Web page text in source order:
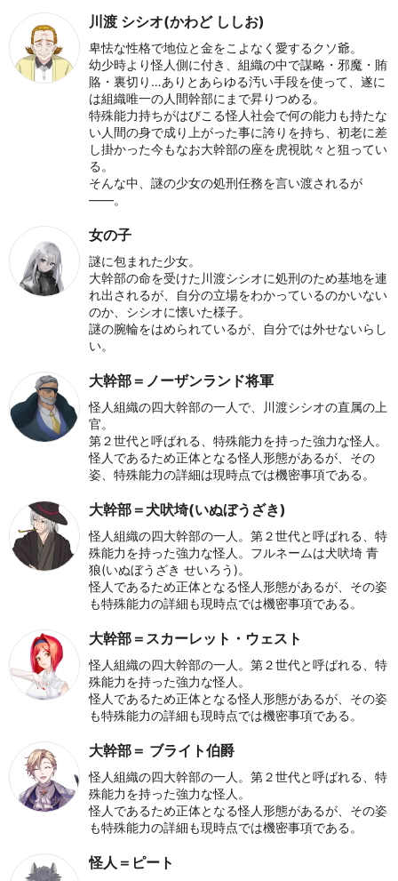
川渡 シシオ(かわど ししお)
卑怯な性格で地位と金をこよなく愛するクソ爺。
幼少時より怪人側に付き、組織の中で謀略・邪魔・賄
賂・裏切り…ありとあらゆる汚い手段を使って、遂に
は組織唯一の人間幹部にまで昇りつめる。
特殊能力持ちがはびこる怪人社会で何の能力も持たな
い人間の身で成り上がった事に誇りを持ち、初老に差
し掛かった今もなお大幹部の座を虎視眈々と狙ってい
る。
そんな中、謎の少女の処刑任務を言い渡されるが
――。
女の子
謎に包まれた少女。
大幹部の命を受けた川渡シシオに処刑のため基地を連
れ出されるが、自分の立場をわかっているのかいない
のか、シシオに懐いた様子。
謎の腕輪をはめられているが、自分では外せないらし
い。
大幹部＝ノーザンランド将軍
怪人組織の四大幹部の一人で、川渡シシオの直属の上
官。
第２世代と呼ばれる、特殊能力を持った強力な怪人。
怪人であるため正体となる怪人形態があるが、その
姿、特殊能力の詳細は現時点では機密事項である。
大幹部＝犬吠埼(いぬぼうざき)
怪人組織の四大幹部の一人。第２世代と呼ばれる、特
殊能力を持った強力な怪人。フルネームは犬吠埼 青
狼(いぬぼうざき せいろう)。
怪人であるため正体となる怪人形態があるが、その姿
も特殊能力の詳細も現時点では機密事項である。
大幹部＝スカーレット・ウェスト
怪人組織の四大幹部の一人。第２世代と呼ばれる、特
殊能力を持った強力な怪人。
怪人であるため正体となる怪人形態があるが、その姿
も特殊能力の詳細も現時点では機密事項である。
大幹部＝ ブライト伯爵
怪人組織の四大幹部の一人。第２世代と呼ばれる、特
殊能力を持った強力な怪人。
怪人であるため正体となる怪人形態があるが、その姿
も特殊能力の詳細も現時点では機密事項である。
怪人＝ピート